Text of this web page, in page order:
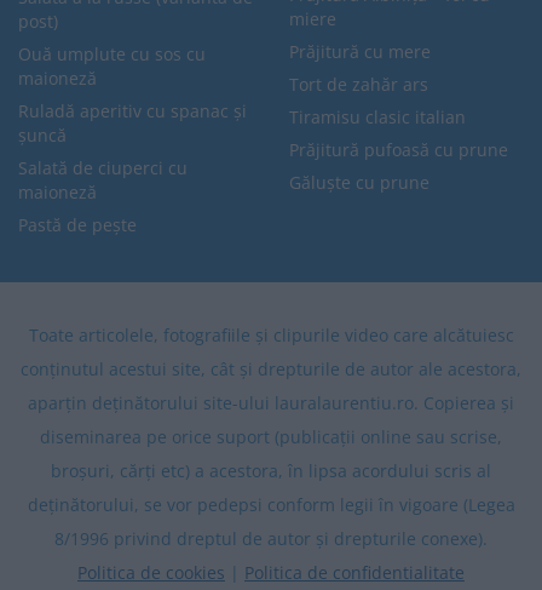
post)
Ouă umplute cu sos cu
maioneză
Ruladă aperitiv cu spanac și
șuncă
Salată de ciuperci cu
maioneză
Pastă de pește
miere
Prăjitură cu mere
Tort de zahăr ars
Tiramisu clasic italian
Prăjitură pufoasă cu prune
Găluște cu prune
Toate articolele, fotografiile și clipurile video care alcătuiesc
conținutul acestui site, cât și drepturile de autor ale acestora,
aparțin deținătorului site-ului lauralaurentiu.ro. Copierea și
diseminarea pe orice suport (publicații online sau scrise,
broșuri, cărți etc) a acestora, în lipsa acordului scris al
deținătorului, se vor pedepsi conform legii în vigoare (Legea
8/1996 privind dreptul de autor și drepturile conexe).
Politica de cookies | Politica de confidentialitate